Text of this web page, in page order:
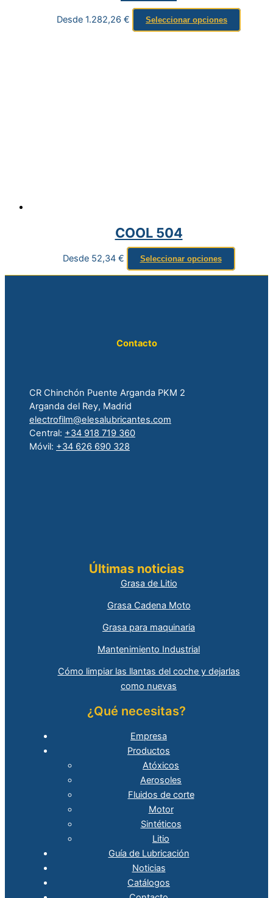
Desde 1.282,26 € Seleccionar opciones
COOL 504
Desde 52,34 € Seleccionar opciones
Contacto
CR Chinchón Puente Arganda PKM 2
Arganda del Rey, Madrid
electrofilm@elesalubricantes.com
Central: +34 918 719 360
Móvil: +34 626 690 328
Últimas noticias
Grasa de Litio
Grasa Cadena Moto
Grasa para maquinaria
Mantenimiento Industrial
Cómo limpiar las llantas del coche y dejarlas
como nuevas
¿Qué necesitas?
Empresa
Productos
Atóxicos
Aerosoles
Fluidos de corte
Motor
Sintéticos
Litio
Guía de Lubricación
Noticias
Catálogos